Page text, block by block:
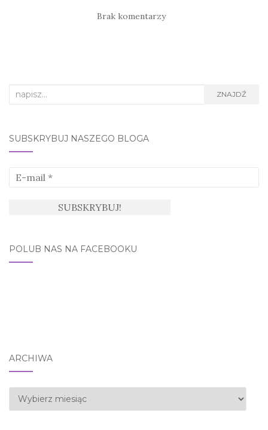
Brak komentarzy
Search
ZNAJDŹ
SUBSKRYBUJ NASZEGO BLOGA
POLUB NAS NA FACEBOOKU
ARCHIWA
Archiwa